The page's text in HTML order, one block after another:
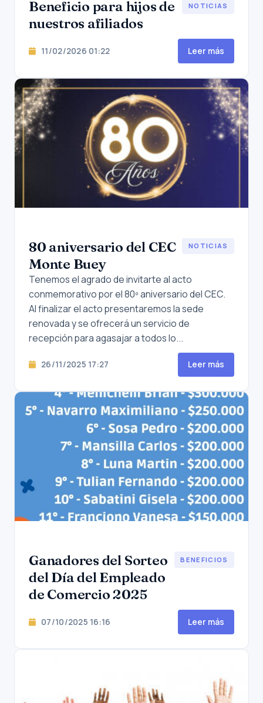
Beneficio para hijos de
nuestros afiliados
NOTICIAS
11/02/2026 01:22 Leer más
80 aniversario del CEC
Monte Buey
NOTICIAS
Tenemos el agrado de invitarte al acto
conmemorativo por el 80º aniversario del CEC.
Al finalizar el acto presentaremos la sede
renovada y se ofrecerá un servicio de
recepción para agasajar a todos lo...
26/11/2025 17:27 Leer más
Ganadores del Sorteo
del Día del Empleado
de Comercio 2025
BENEFICIOS
07/10/2025 16:16 Leer más